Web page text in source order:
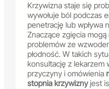
Krzywizna staje się
wywołuje ból podczas
penetrację lub wpływa
Znaczące zgięcia
problemów ze
płodność. W takich
konsultację z lekarzem
przyczyny i omówienia
stopnia krzywiznyjest